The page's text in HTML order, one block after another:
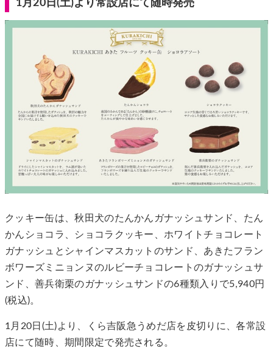
1月20日(土)より常設店にて随時発売
クッキー缶は、秋田犬のたんかんガナッシュサンド、たん
かんショコラ、ショコラクッキー、ホワイトチョコレート
ガナッシュとシャインマスカットのサンド、あきたフラン
ボワーズミニョンヌのルビーチョコレートのガナッシュサ
ンド、善兵衛栗のガナッシュサンドの6種類入りで5,940円
(税込)。
1月20日(土)より、くら吉阪急うめだ店を皮切りに、各常設
店にて随時、期間限定で発売される。